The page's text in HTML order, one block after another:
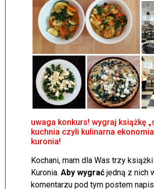
uwaga konkurs! wygraj książkę
kuchnia czyli kulinarna
kuronia!
Kochani, mam dla Was trzy
Kuronia. Aby wygrać jedną z nich
komentarzu pod tym postem